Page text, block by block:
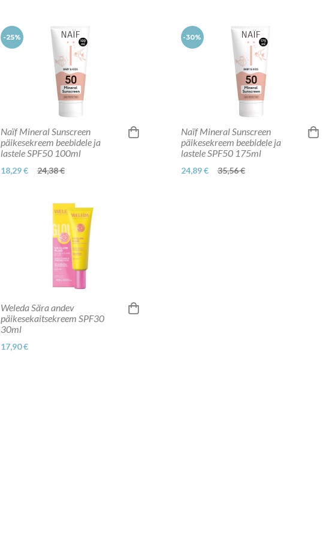
-25%
Naïf Mineral Sunscreen
päikesekreem beebidele ja
lastele SPF50 100ml
18,29 € 24,38 €
-30%
Naïf Mineral Sunscreen
päikesekreem beebidele ja
lastele SPF50 175ml
24,89 € 35,56 €
Weleda Sära andev
päikesekaitsekreem SPF30
30ml
17,90 €